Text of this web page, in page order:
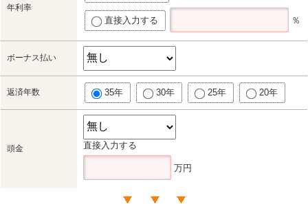
年利率
直接入力する ％
ボーナス払い
返済年数 35年 30年 25年 20年
頭金 直接入力する
万円